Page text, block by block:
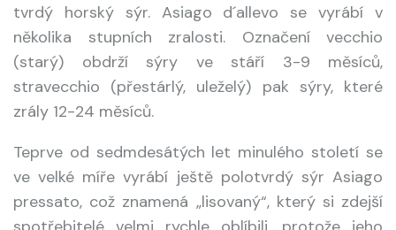
tvrdý horský sýr. Asiago d´allevo se vyrábí v
několika stupních zralosti. Označení vecchio
(starý) obdrží sýry ve stáří 3-9 měsíců,
stravecchio (přestárlý, uleželý) pak sýry, které
zrály 12-24 měsíců.
Teprve od sedmdesátých let minulého století se
ve velké míře vyrábí ještě polotvrdý sýr Asiago
pressato, což znamená „lisovaný“, který si zdejší